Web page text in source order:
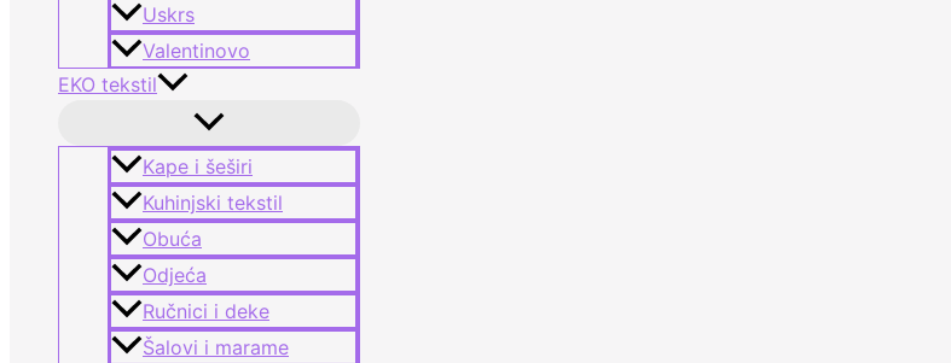
Uskrs
Valentinovo
EKO tekstil
Kape i šeširi
Kuhinjski tekstil
Obuća
Odjeća
Ručnici i deke
Šalovi i marame